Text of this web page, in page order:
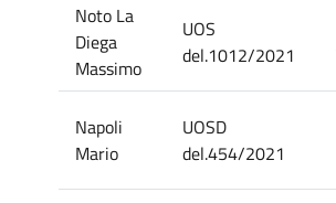
Noto La
Diega
Massimo
UOS
del.1012/2021
Napoli
Mario
UOSD
del.454/2021